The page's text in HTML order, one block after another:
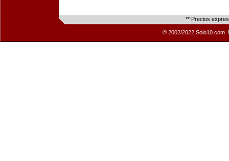
** Precios
© 2002/2022 Solo10.com